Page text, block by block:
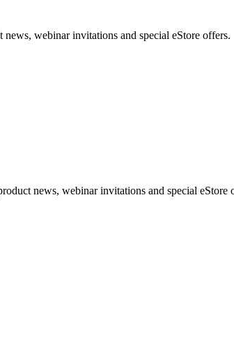
webinar invitations and special eStore offers.
news, webinar invitations and special eStore